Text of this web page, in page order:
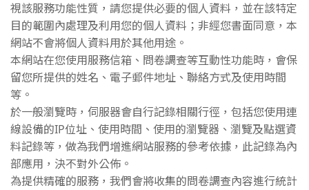
視該服務功能性質，請您提供必要的個人資料，並在該特定
目的範圍內處理及利用您的個人資料；非經您書面同意，本
網站不會將個人資料用於其他用途。
本網站在您使用服務信箱、問卷調查等互動性功能時，會保
留您所提供的姓名、電子郵件地址、聯絡方式及使用時間
等。
於一般瀏覽時，伺服器會自行記錄相關行徑，包括您使用連
線設備的IP位址、使用時間、使用的瀏覽器、瀏覽及點選資
料記錄等，做為我們增進網站服務的參考依據，此記錄為內
部應用，決不對外公佈。
為提供精確的服務，我們會將收集的問卷調查內容進行統計